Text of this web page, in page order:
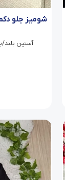
شومیز جلو
آستین بلند/